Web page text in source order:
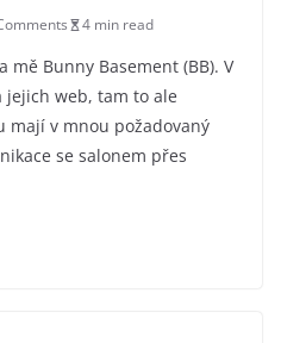
4 min read
mě Bunny Basement (BB). V
web, tam to ale
mají v mnou požadovaný
se salonem přes